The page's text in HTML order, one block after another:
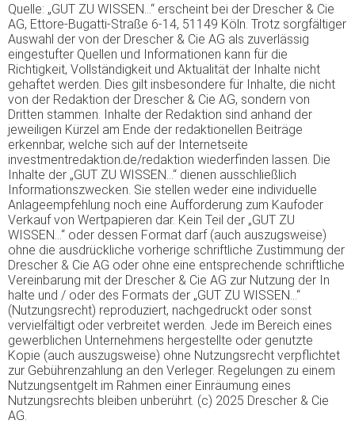
Quelle: „GUT ZU WISSEN…“ erscheint bei der Drescher & Cie
AG, Ettore-Bugatti-Straße 6-14, 51149 Köln. Trotz sorgfältiger
Auswahl der von der Drescher & Cie AG als zuverlässig
eingestufter Quellen und Informationen kann für die
Richtigkeit, Vollständigkeit und Aktualität der Inhalte nicht
gehaftet werden. Dies gilt insbesondere für Inhalte, die nicht
von der Redaktion der Drescher & Cie AG, sondern von
Dritten stammen. Inhalte der Redaktion sind anhand der
jeweiligen Kürzel am Ende der redaktionellen Beiträge
erkennbar, welche sich auf der Internetseite
investmentredaktion.de/redaktion wiederfinden lassen. Die
Inhalte der „GUT ZU WISSEN…“ dienen ausschließlich
Informationszwecken. Sie stellen weder eine individuelle
Anlageempfehlung noch eine Aufforderung zum Kaufoder
Verkauf von Wertpapieren dar. Kein Teil der „GUT ZU
WISSEN…“ oder dessen Format darf (auch auszugsweise)
ohne die ausdrückliche vorherige schriftliche Zustimmung der
Drescher & Cie AG oder ohne eine entsprechende schriftliche
Vereinbarung mit der Drescher & Cie AG zur Nutzung der In
halte und / oder des Formats der „GUT ZU WISSEN…“
(Nutzungsrecht) reproduziert, nachgedruckt oder sonst
vervielfältigt oder verbreitet werden. Jede im Bereich eines
gewerblichen Unternehmens hergestellte oder genutzte
Kopie (auch auszugsweise) ohne Nutzungsrecht verpflichtet
zur Gebührenzahlung an den Verleger. Regelungen zu einem
Nutzungsentgelt im Rahmen einer Einräumung eines
Nutzungsrechts bleiben unberührt. (c) 2025 Drescher & Cie
AG.